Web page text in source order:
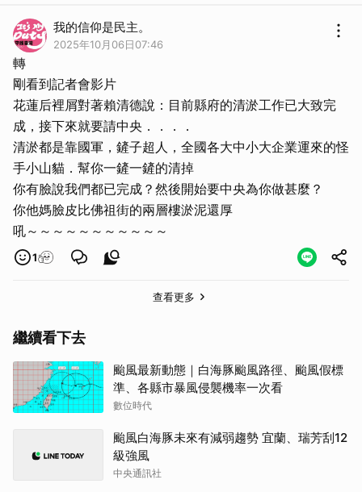
我的信仰是民主。
2025年10月06日07:46
轉
剛看到記者會影片
花蓮后裡屑對著賴清德說：目前縣府的清淤工作已大致完
成，接下來就要請中央．．．．
清淤都是靠國軍，鏟子超人，全國各大中小大企業運來的怪
手小山貓．幫你一鏟一鏟的清掉
你有臉說我們都已完成？然後開始要中央為你做甚麼？
你他媽臉皮比佛祖街的兩層樓淤泥還厚
1
查看更多
繼續看下去
颱風最新動態｜白海豚颱風路徑、颱風假標
準、各縣市暴風侵襲機率一次看
數位時代
颱風白海豚未來有減弱趨勢 宜蘭、瑞芳刮12
級強風
中央通訊社
取消